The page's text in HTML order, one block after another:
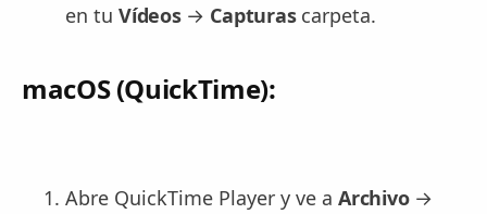
en tu Vídeos → Capturas carpeta.
macOS (QuickTime):
Abre QuickTime Player y ve a Archivo →